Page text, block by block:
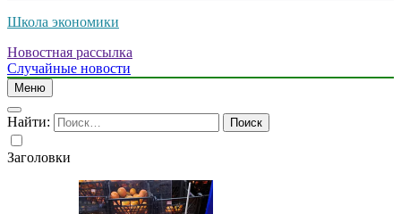
Школа экономики
Новостная рассылка
Случайные новости
Меню
Найти:
Заголовки